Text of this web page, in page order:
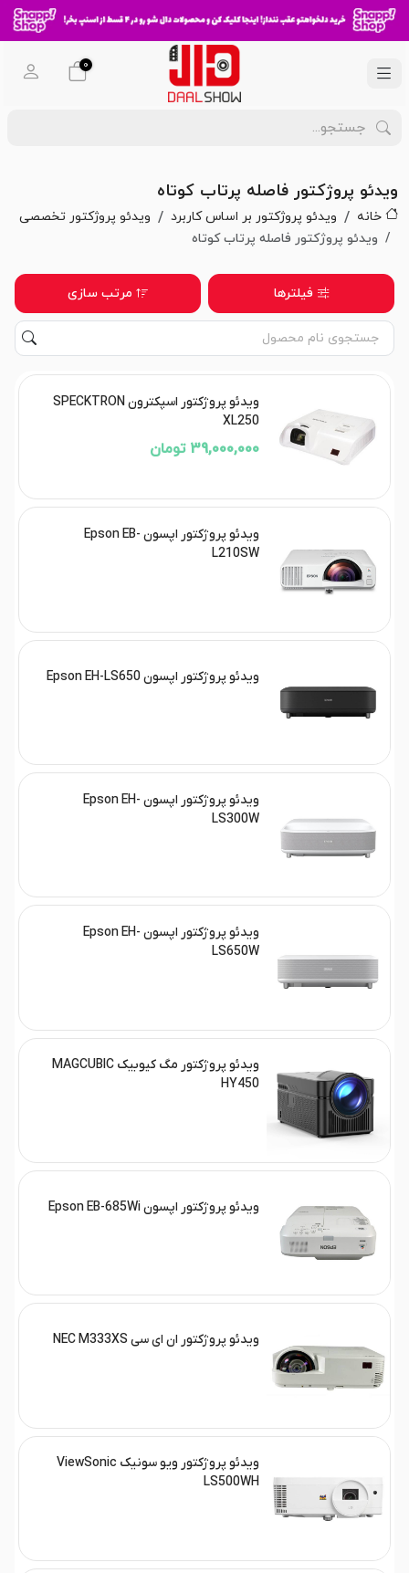
0
ویدئو پروژکتور فاصله پرتاب کوتاه
خانه ویدئو پروژکتور بر اساس کاربرد
ویدئو پروژکتور تخصصی
ویدئو پروژکتور فاصله پرتاب کوتاه
فیلترها مرتب سازی
ویدئو پروژکتور اسپکترون SPECKTRON
XL250
39,000,000 تومان
ویدئو پروژکتور اپسون Epson EB-
L210SW
ویدئو پروژکتور اپسون Epson EH-LS650
ویدئو پروژکتور اپسون Epson EH-
LS300W
ویدئو پروژکتور اپسون Epson EH-
LS650W
ویدئو پروژکتور مگ کیوبیک MAGCUBIC
HY450
ویدئو پروژکتور اپسون Epson EB-685Wi
ویدئو پروژکتور ان ای سی NEC M333XS
ویدئو پروژکتور ویو سونیک ViewSonic
LS500WH